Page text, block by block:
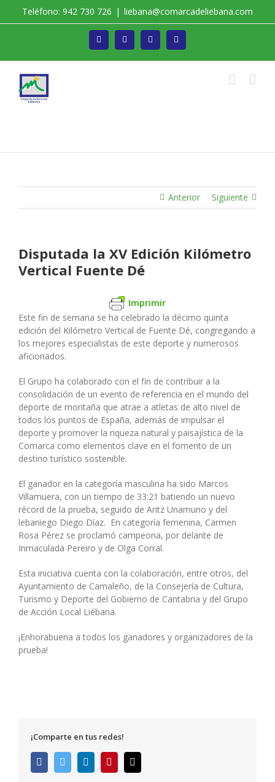
Teléfono: 942 730 726 | liebana@comarcadeliebana.com
Facebook Twitter Instagram
Anterior Siguiente
Disputada la XV Edición Kilómetro
Vertical Fuente Dé
Imprimir
Este fin de semana se ha celebrado la décimo quinta
edición del Kilómetro Vertical de Fuente Dé, congregando a
los mejores especialistas de este deporte y numerosos
aficionados.
El Grupo ha colaborado con el fin de contribuir a la
consolidación de un evento de referencia en el mundo del
deporte de montaña que atrae a atletas de alto nivel de
todos los puntos de España, además de impulsar el
deporte y promover la riqueza natural y paisajística de la
Comarca como elementos clave en el fomento de un
destino turístico sostenible.
El ganador en la categoría masculina ha sido Marcos
Villamuera, con un tiempo de 33:21 batiendo un nuevo
récord de la prueba, seguido de Aritz Unamuno y del
lebaniego Diego Díaz. En categoría femenina, Carmen
Rosa Pérez se proclamó campeona, por delante de
Inmaculada Pereiro y de Olga Corral.
Esta iniciativa cuenta con la colaboración, entre otros, del
Ayuntamiento de Camaleño, de la Consejería de Cultura,
Turismo y Deporte del Gobierno de Cantabria y del Grupo
de Acción Local Liébana.
¡Enhorabuena a todos los ganadores y organizadores de la
prueba!
¡Comparte en tus redes!
FacebookTwitter LinkedInPinterest
electrónico